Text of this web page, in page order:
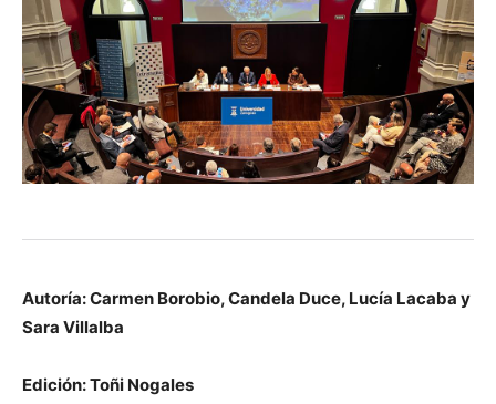
Autoría: Carmen Borobio, Candela Duce, Lucía Lacaba y
Sara Villalba
Edición: Toñi Nogales